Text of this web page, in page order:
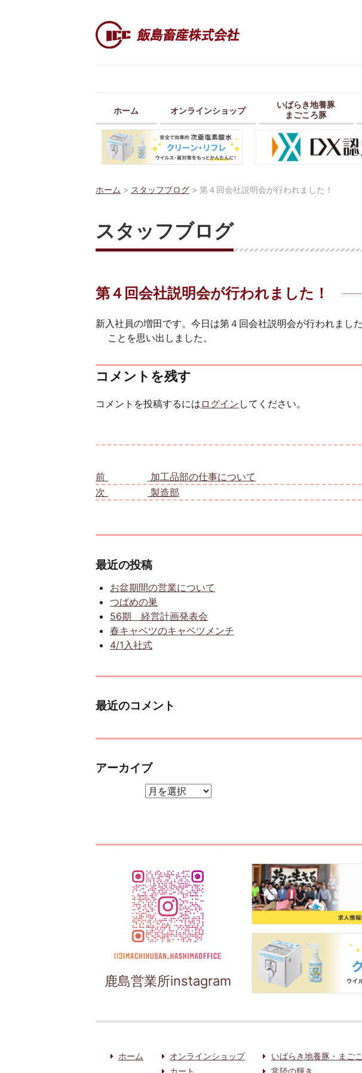
ホーム オンラインショップ
いばらき地養豚
まごころ豚
ホーム > スタッフブログ > 第４回会社説明会が行われました！
スタッフブログ
第４回会社説明会が行われました！
新入社員の増田です。今日は第４回会社説明会が行われまし
ことを思い出しました。
コメントを残す
コメントを投稿するには ログイン してください。
前
加工品部の仕事について
次
製造部
最近の投稿
お盆期間の営業について
つばめの巣
56期 経営計画発表会
春キャベツのキャベツメンチ
4/1入社式
最近のコメント
アーカイブ
鹿島営業所instagram
ホーム
オンラインショップ
いばらき地養豚・まご